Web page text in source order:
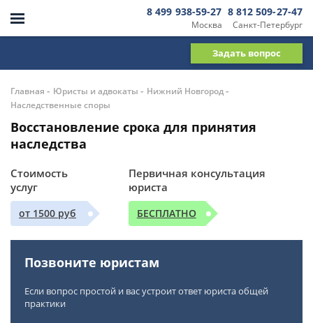
Москва
8 499 938-59-27
Санкт-Петербург
8 812 509-27-47
Задать вопрос
Главная - Юристы и адвокаты - Нижний Новгород-
Наследственные споры
Восстановление срока для принятия
наследства
Стоимость
услуг
от 1500 руб
Первичная консультация
юриста
БЕСПЛАТНО
Позвоните юристам
Если вопрос простой и вас устроит ответ юриста общей
практики